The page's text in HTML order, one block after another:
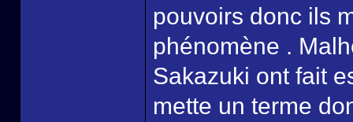
pouvoirs donc ils
phénomène .
Sakazuki ont fait
mette un terme